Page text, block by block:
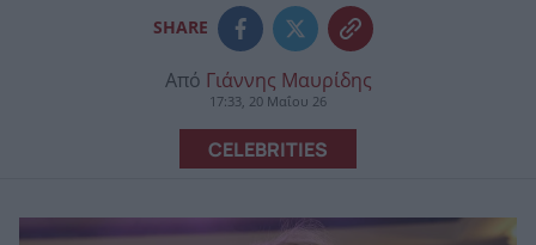
SHARE
Από Γιάννης Μαυρίδης
17:33, 20 Μαΐου 26
CELEBRITIES